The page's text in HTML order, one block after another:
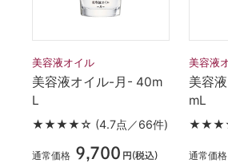
美容液オイル
美容液オイル-月- 40m
L
★★★★☆ (4.7点／66件)
通常価格 9,700 円(税込)
美容液
美容
mL
通常価格